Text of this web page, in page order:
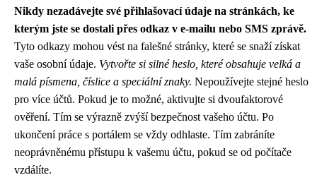
Nikdy nezadávejte své přihlašovací údaje na stránkách, ke
kterým jste se dostali přes odkaz v e-mailu nebo SMS zprávě.
Tyto odkazy mohou vést na falešné stránky, které se snaží získat
vaše osobní údaje. Vytvořte si silné heslo, které obsahuje velká a
malá písmena, číslice a speciální znaky. Nepoužívejte stejné heslo
pro více účtů. Pokud je to možné, aktivujte si dvoufaktorové
ověření. Tím se výrazně zvýší bezpečnost vašeho účtu. Po
ukončení práce s portálem se vždy odhlaste. Tím zabráníte
neoprávněnému přístupu k vašemu účtu, pokud se od počítače
vzdálíte.